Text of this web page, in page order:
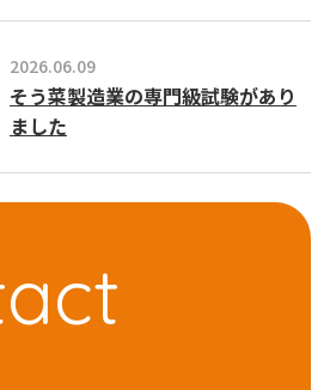
2026.06.09
そう菜製造業の専門級試験があり
ました